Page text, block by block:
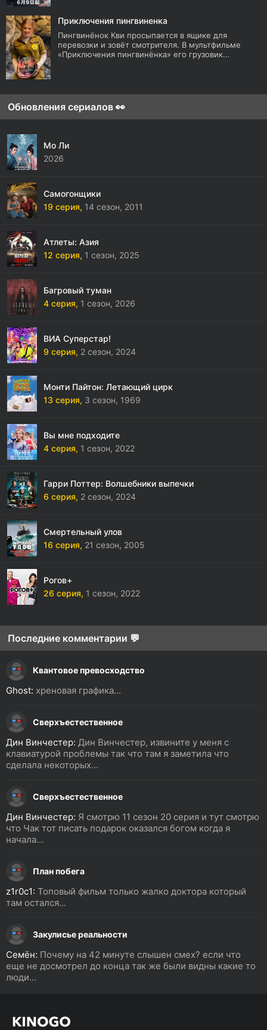
Приключения пингвиненка
Пингвинёнок Кви просыпается в ящике для
перевозки и зовёт смотрителя. В мультфильме
«Приключения пингвинёнка» его грузовик...
Обновления сериалов 👀
Мо Ли
2026
Самогонщики
19 серия, 14 сезон, 2011
Атлеты: Азия
12 серия, 1 сезон, 2025
Багровый туман
4 серия, 1 сезон, 2026
ВИА Суперстар!
9 серия, 2 сезон, 2024
Монти Пайтон: Летающий цирк
13 серия, 3 сезон, 1969
Вы мне подходите
4 серия, 1 сезон, 2022
Гарри Поттер: Волшебники выпечки
6 серия, 2 сезон, 2024
Смертельный улов
16 серия, 21 сезон, 2005
Рогов+
26 серия, 1 сезон, 2022
Последние комментарии 💬
Квантовое превосходство
Ghost: хреновая графика...
Сверхъестественное
Дин Винчестер: Дин Винчестер, извините у меня с
клавиатурой проблемы так что там я заметила что
сделала некоторых...
Сверхъестественное
Дин Винчестер: Я смотрю 11 сезон 20 серия и тут смотрю
что Чак тот писать подарок оказался богом когда я
начала...
План побега
z1r0c1: Топовый фильм только жалко доктора который
там остался...
Закулисье реальности
Семён: Почему на 42 минуте слышен смех? если что
еще не досмотрел до конца так же были видны какие то
люди...